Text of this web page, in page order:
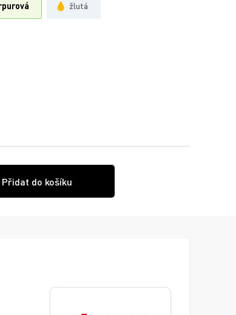
žlutá
Přidat do košíku